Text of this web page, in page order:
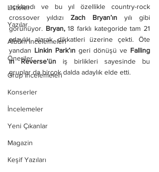
Listeler
Yazılar
Albüm İncelemeleri
Öneriler
Grup İncelemeleri
Konserler
İncelemeler
Yeni Çıkanlar
Magazin
Keşif Yazıları
açıklandı ve bu yıl özellikle country-rock
crossover yıldızı Zach Bryan’ın yılı gibi
görünüyor. Bryan, 18 farklı kategoride tam 21
adaylık alarak dikkatleri üzerine çekti. Öte
yandan Linkin Park’ın geri dönüşü ve Falling
in Reverse’ün iş birlikleri sayesinde bu
gruplar da birçok dalda adaylık elde etti.